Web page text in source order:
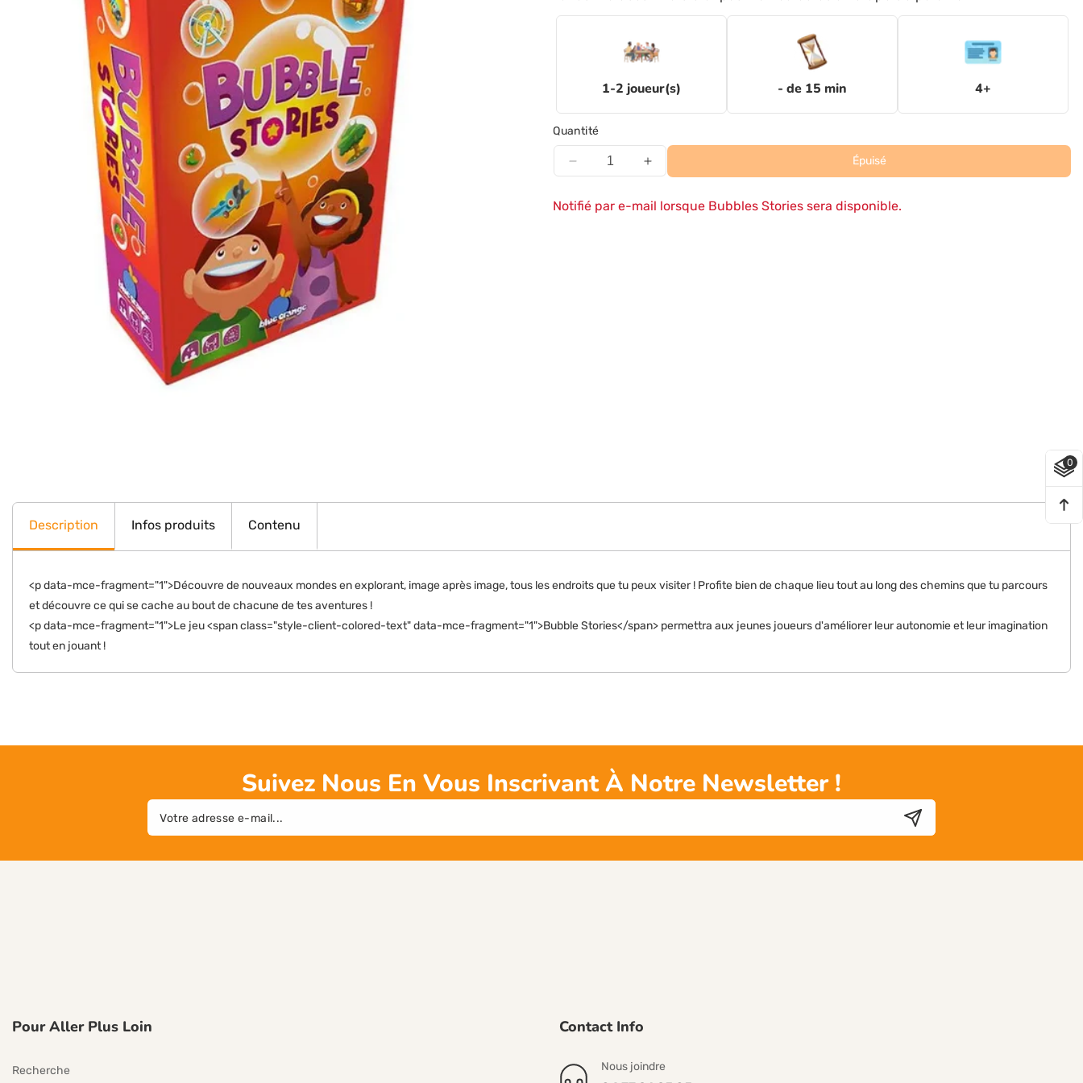
1-2 joueur(s) - de 15 min 4+
Quantité
Réduire
quantité
Augmenter
quantité
Épuisé
Notifié par e-mail lorsque Bubbles Stories sera disponible.
Description Infos produits Contenu
<p data-mce-fragment="1">Découvre de nouveaux mondes en explorant, image après image, tous les endroits que tu peux visiter ! Profite bien de chaque lieu tout au long des chemins que tu parcours
et découvre ce qui se cache au bout de chacune de tes aventures !
<p data-mce-fragment="1">Le jeu <span class="style-client-colored-text" data-mce-fragment="1">Bubble Stories</span> permettra aux jeunes joueurs d'améliorer leur autonomie et leur imagination
tout en jouant !
Suivez Nous En Vous Inscrivant À Notre Newsletter !
E-
mail
Pour Aller Plus Loin
Recherche
Contact Info
Nous joindre
0